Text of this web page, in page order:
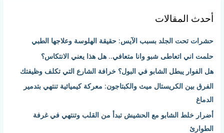
ث
ن
:
أحدث المقالات
حشرات تحت الجلد بسبب الآيس: حقيقة الهلوسة وعلاجها الطبي
حلمت اني اتعاطى شبو وانا متعافي.. هل هذا يعني الانتكاس؟
هل الفوار يبطل الشابو في البول؟ خرافة الشارع التي تكلف وظيفتك
الفرق بين الكريستال ميث والكبتاجون: معركة كيميائية تنتهي بتدمير
الدماغ
أضرار خلط الشابو مع الحشيش تبدأ من القلب وتنتهي في غرفة
الطوارئ